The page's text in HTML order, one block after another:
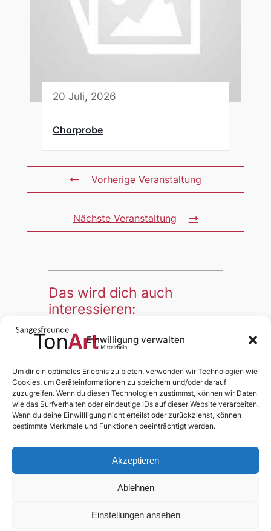
Einwilligung verwalten
Um dir ein optimales Erlebnis zu bieten, verwenden wir Technologien wie
Cookies, um Geräteinformationen zu speichern und/oder darauf
zuzugreifen. Wenn du diesen Technologien zustimmst, können wir Daten
wie das Surfverhalten oder eindeutige IDs auf dieser Website verarbeiten.
Wenn du deine Einwillligung nicht erteilst oder zurückziehst, können
bestimmte Merkmale und Funktionen beeinträchtigt werden.
Akzeptieren
Ablehnen
Einstellungen ansehen
20 Juli, 2026
Chorprobe
Vorherige Veranstaltung
Nächste Veranstaltung
Das wird dich auch
interessieren:
Jahreshauptversammlung
2024
Sonderprobe
mit Andante
→
Medien Termine Dialog Mitglieder